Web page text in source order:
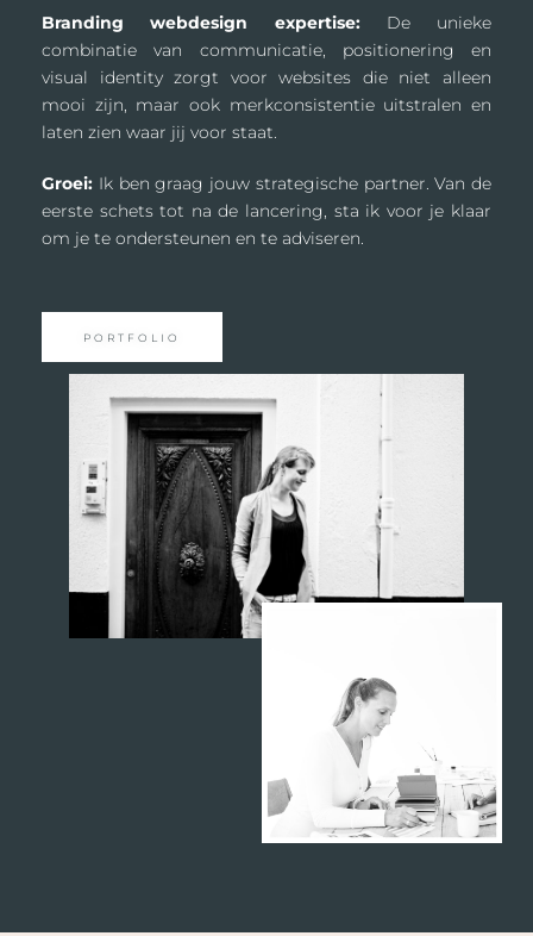
Branding webdesign expertise:De unieke
combinatie van communicatie, positionering en
visual identity zorgt voor websites die niet alleen
mooi zijn, maar ook merkconsistentie uitstralen en
laten zien waar jij voor staat.
Groei: Ik ben graag jouw strategische partner. Van de
eerste schets tot na de lancering, sta ik voor je klaar
om je te ondersteunen en te adviseren.
PORTFOLIO